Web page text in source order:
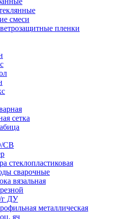
смеси
пленки
сетка
СВ
стеклопластиковая
сварочные
вязальная
г ДУ
металлическая
яч